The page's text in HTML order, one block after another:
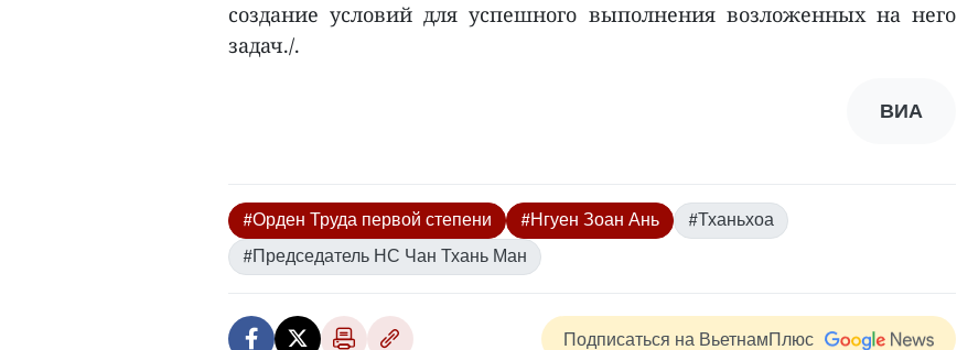
создание условий для успешного выполнения возложенных на него
задач./.
ВИА
#Орден Труда первой степени #Нгуен Зоан Ань
#Тханьхоа
#Председатель НС Чан Тхань Ман
Подписаться на ВьетнамПлюс